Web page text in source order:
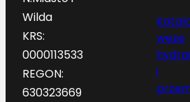
Wilda
KRS:
0000113533
REGON:
630323669
węże
i